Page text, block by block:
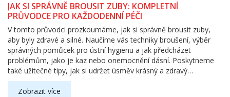
JAK SI SPRÁVNĚ BROUSIT ZUBY: KOMPLETNÍ
PRŮVODCE PRO KAŽDODENNÍ PÉČI
V tomto průvodci prozkoumáme, jak si správně brousit zuby,
aby byly zdravé a silné. Naučíme vás techniky broušení, výběr
správných pomůcek pro ústní hygienu a jak předcházet
problémům, jako je kaz nebo onemocnění dásní. Poskytneme
také užitečné tipy, jak si udržet úsměv krásný a zdravý
dlouhodobě.
Zobrazit více